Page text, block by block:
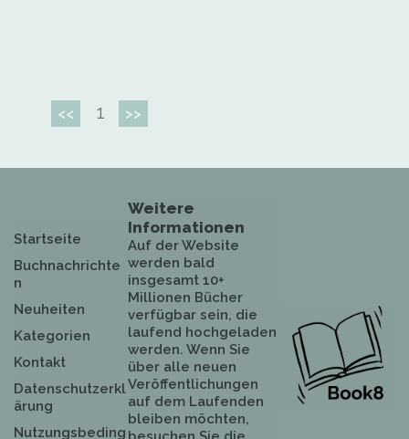
<< 1 >>
Startseite
Buchnachrichte
n
Neuheiten
Kategorien
Kontakt
Datenschutzerkl
ärung
Nutzungsbeding
Weitere
Informationen
Auf der Website
werden bald
insgesamt 10+
Millionen Bücher
verfügbar sein, die
laufend hochgeladen
werden. Wenn Sie
über alle neuen
Veröffentlichungen
auf dem Laufenden
bleiben möchten,